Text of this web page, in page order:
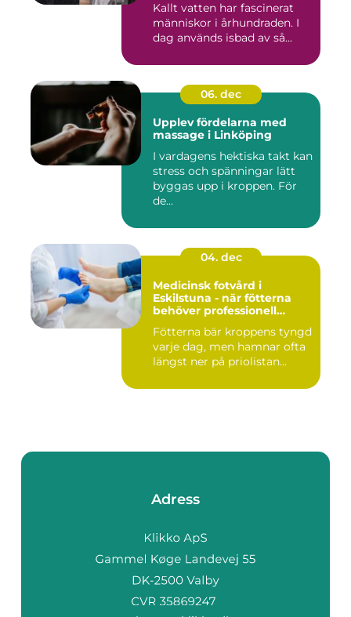
Kallt vatten har fascinerat
människor i århundraden. I
dag används isbad av så...
06. dec
Upplev fördelarna med
massage i Linköping
I vardagens hektiska takt kan
stress och spänningar lätt
byggas upp i kroppen. För
de...
04. dec
Medicinsk fotvård i
Eskilstuna - när fötterna
behöver professionell
Fötterna bär kroppens tyngd
varje dag, men hamnar ofta
längst ner på priolistan...
Adress